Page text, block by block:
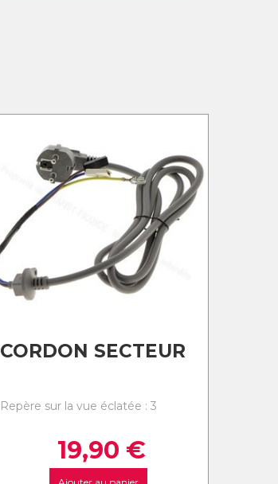
CORDON SECTEUR
Repère sur la vue éclatée : 3
19,90 €